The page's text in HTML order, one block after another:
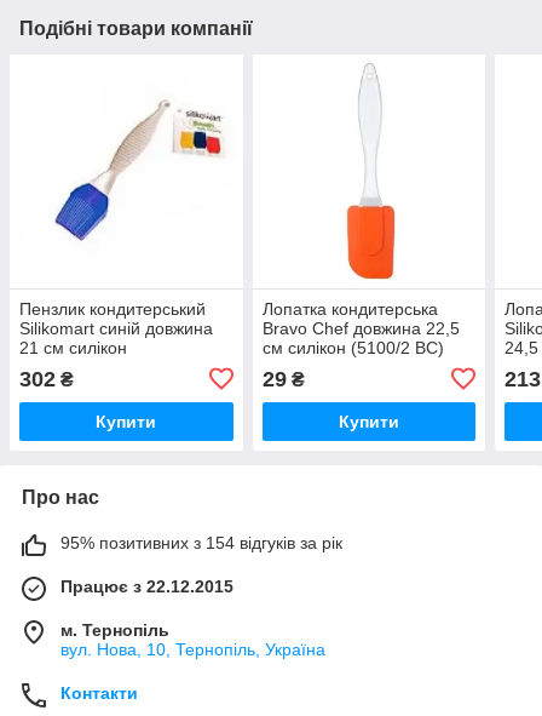
Подібні товари компанії
Пензлик кондитерський
Silikomart синій довжина
21 см силікон
302 ₴
Купити
Лопатка кондитерська
Bravo Chef довжина 22,5
см силікон (5100/2 BC)
29₴
Купити
24,5
213
Про нас
95% позитивних з 154 відгуків за рік
Працює з 22.12.2015
м. Тернопіль
вул. Нова, 10, Тернопіль, Україна
Контакти